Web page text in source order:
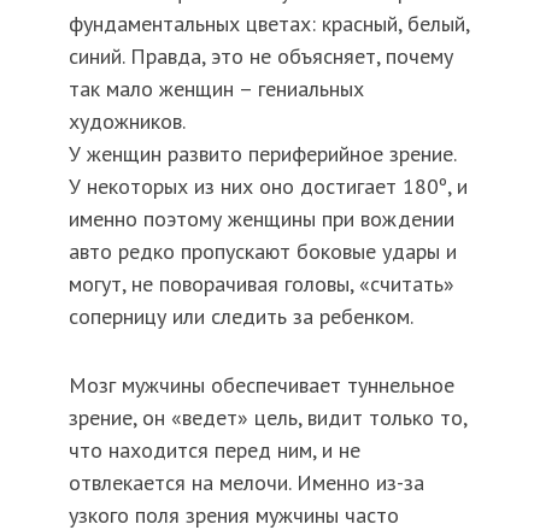
фундаментальных цветах: красный, белый,
синий. Правда, это не объясняет, почему
так мало женщин – гениальных
художников.
У женщин развито периферийное зрение.
У некоторых из них оно достигает 180º, и
именно поэтому женщины при вождении
авто редко пропускают боковые удары и
могут, не поворачивая головы, «считать»
соперницу или следить за ребенком.
Мозг мужчины обеспечивает туннельное
зрение, он «ведет» цель, видит только то,
что находится перед ним, и не
отвлекается на мелочи. Именно из-за
узкого поля зрения мужчины часто